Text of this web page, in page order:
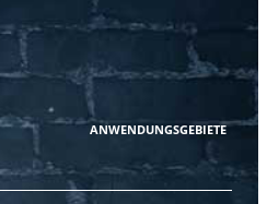
ANWENDUNGSGEBIETE